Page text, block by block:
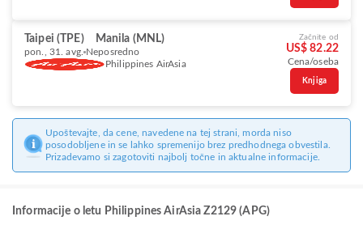
Taipei (TPE) Manila (MNL)
pon., 31. avg. Neposredno
Philippines AirAsia
Začnite od
US$ 82.22
Cena/oseba
Knjiga
Upoštevajte, da cene, navedene na tej strani, morda niso
posodobljene in se lahko spremenijo brez predhodnega obvestila.
Prizadevamo si zagotoviti najbolj točne in aktualne informacije.
Informacije o letu Philippines AirAsia Z2129 (APG)